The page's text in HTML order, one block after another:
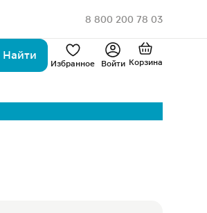
8 800 200 78 03
Найти
Избранное Войти Корзина